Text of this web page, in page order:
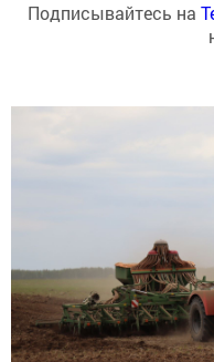
Подписывайтесь на